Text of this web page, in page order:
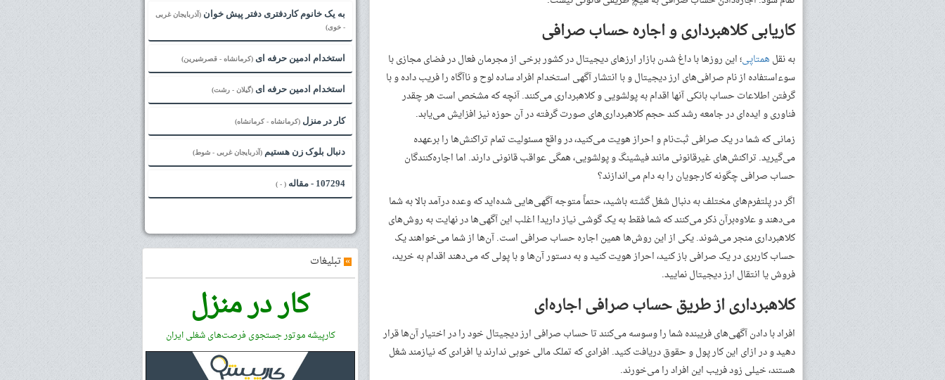
کاریابی کلاهبرداری و اجاره حساب صرافی
به نقل همتاپی؛ این روزها با داغ شدن بازار ارزهای دیجیتال در کشور برخی از مجرمان فعال در فضای مجازی با
سوءاستفاده از نام صرافی‌های ارز دیجیتال و با انتشار آگهی استخدام افراد ساده لوح و ناآگاه را فریب داده و با
گرفتن اطلاعات حساب بانکی آنها اقدام به پولشویی و کلاهبرداری می‌کنند. آنچه که مشخص است هر چقدر
فناوری و ایده‌ای در جامعه رشد کند حجم کلاهبرداری‌های صورت گرفته در آن حوزه نیز افزایش می‌یابد.
زمانی که شما در یک صرافی ثبت‌نام و احراز هویت می‌کنید، در واقع مسئولیت تمام تراکنش‌ها را برعهده
می‌گیرید. تراکنش‌های غیرقانونی مانند فیشینگ و پولشویی، همگی عواقب قانونی دارند. اما اجاره‌کنندگان
حساب صرافی چگونه کارجویان را به دام می‌اندازند؟
اگر در پلتفرم‌های مختلف به دنبال شغل گشته باشید، حتماً متوجه آگهی‌هایی شده‌اید که وعده درآمد بالا به شما
می‌دهند و علاوه‌برآن ذکر می‌کنند که شما فقط به یک گوشی نیاز دارید! اغلب این آگهی‌ها در نهایت به روش‌های
کلاهبرداری منجر می‌شوند. یکی از این روش‌ها همین اجاره حساب صرافی است. آن‌ها از شما می‌خواهند یک
حساب کاربری در یک صرافی باز کنید، احراز هویت کنید و به دستور آن‌ها و با پولی که می‌دهند اقدام به خرید،
فروش یا انتقال ارز دیجیتال نمایید.
کلاهبرداری از طریق حساب صرافی اجاره‌ای
افراد با دادن آگهی‌های فریبنده شما را وسوسه می‌کنند تا حساب صرافی ارز دیجیتال خود را در اختیار آن‌ها قرار
دهید و در ازای این کار پول و حقوق دریافت کنید. افرادی که تملک مالی خوبی ندارند یا افرادی که نیازمند شغل
هستند، خیلی زود فریب این افراد را می‌خورند.
به یک خانوم کاردفتری دفتر پیش خوان (آذربایجان غربی
- خوی)
استخدام ادمین حرفه ای (کرمانشاه - قصرشیرین)
استخدام ادمین حرفه ای (گیلان - رشت)
کار در منزل (کرمانشاه - کرمانشاه)
دنبال بلوک زن هستیم (آذربایجان غربی - شوط)
107294 - مقاله ( - )
»تبلیغات
کار در منزل
کارپیشه موتور جستجوی فرصت‌های شغلی ایران